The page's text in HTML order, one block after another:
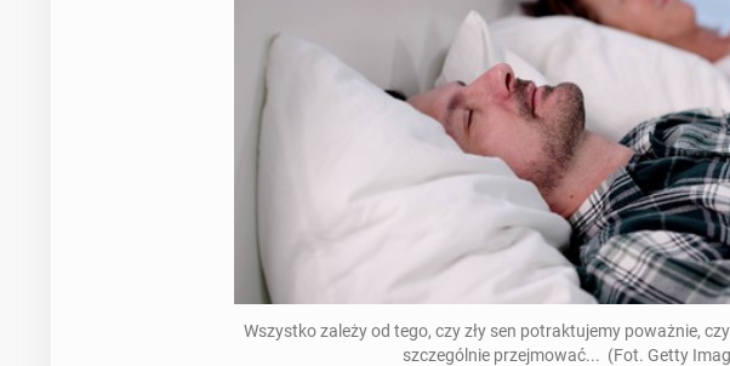
Wszyst­ko zależy od tego, czy zły sen po­trak­tu­je­my po­waż­nie,
szcze­gól­nie przej­mo­wać... (Fot. Getty